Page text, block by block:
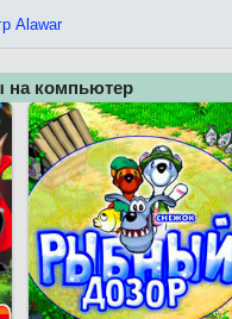
Alawar
на компьютер